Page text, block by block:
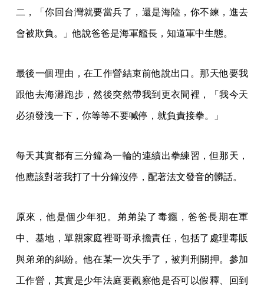
二，「你回台灣就要當兵了，還是海陸，你不練，進去
會被欺負。」他說爸爸是海軍艦長，知道軍中生態。
最後一個理由，在工作營結束前他說出口。那天他要我
跟他去海灘跑步，然後突然帶我到更衣間裡，「我今天
必須發洩一下，你等等不要喊停，就負責接拳。」
每天其實都有三分鐘為一輪的連續出拳練習，但那天，
他應該對著我打了十分鐘沒停，配著法文發音的髒話。
原來，他是個少年犯。弟弟染了毒癮，爸爸長期在軍
中、基地，單親家庭裡哥哥承擔責任，包括了處理毒販
與弟弟的糾紛。他在某一次失手了，被判刑關押。參加
工作營，其實是少年法庭要觀察他是否可以假釋、回到